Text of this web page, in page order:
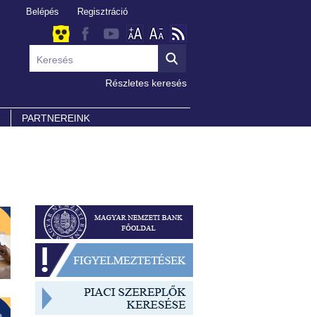
PARTNEREINK
Részletes keresés
Belépés Regisztráció